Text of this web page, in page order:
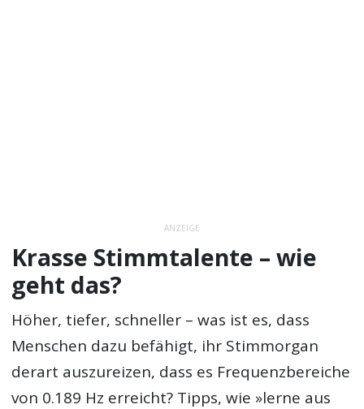
ANZEIGE
Krasse Stimmtalente – wie
geht das?
Höher, tiefer, schneller – was ist es, dass
Menschen dazu befähigt, ihr Stimmorgan
derart auszureizen, dass es Frequenzbereiche
von 0.189 Hz erreicht? Tipps, wie »lerne aus